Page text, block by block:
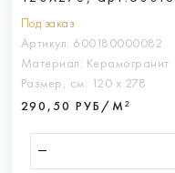
Под заказ
Артикул: 600180000082
Материал: Керамогранит
Размер, см: 120 х 278
290,50 РУБ/М²